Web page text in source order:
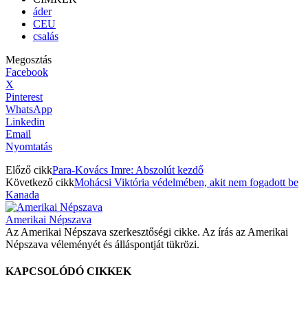
áder
CEU
csalás
Megosztás
Facebook
X
Pinterest
WhatsApp
Linkedin
Email
Nyomtatás
Előző cikkPara-Kovács Imre: Abszolút kezdő
Következő cikkMohácsi Viktória védelmében, akit nem fogadott be
Kanada
Amerikai Népszava
Az Amerikai Népszava szerkesztőségi cikke. Az írás az Amerikai
Népszava véleményét és álláspontját tükrözi.
KAPCSOLÓDÓ CIKKEK